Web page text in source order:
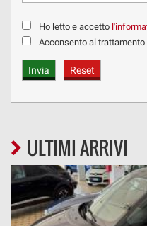
Ho letto e accetto
Acconsento al
ULTIMI ARRIVI